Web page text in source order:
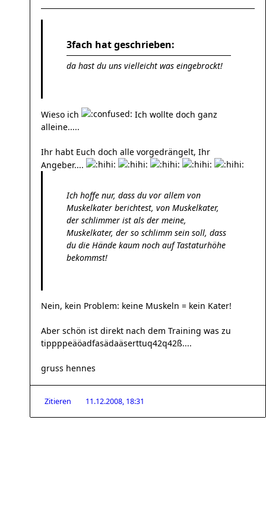
3fach hat geschrieben:
da hast du uns vielleicht was eingebrockt!
Wieso ich
Ich wollte doch ganz
alleine.....
Ihr habt Euch doch alle vorgedrängelt, Ihr
Angeber....
Ich hoffe nur, dass du vor allem von
Muskelkater berichtest, von Muskelkater,
der schlimmer ist als der meine,
Muskelkater, der so schlimm sein soll, dass
du die Hände kaum noch auf Tastaturhöhe
bekommst!
Nein, kein Problem: keine Muskeln = kein Kater!
Aber schön ist direkt nach dem Training was zu
tippppeäöadfasädaäserttuq42q42ß....
gruss hennes
Zitieren 11.12.2008, 18:31